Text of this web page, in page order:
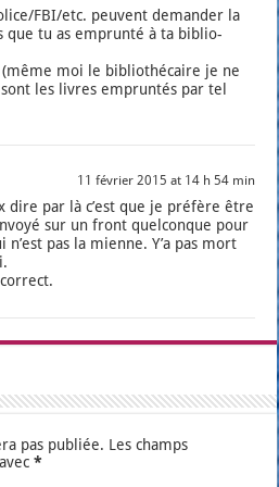
FBI/etc. peuvent deman­der la
que tu as emprun­té à ta biblio­
(même moi le biblio­thé­caire je ne
sont les livres emprun­tés par tel
11 février 2015 at 14 h 54 min
dire par là c’est que je pré­fère être
sur un front quel­conque pour
n’est pas la mienne. Y’a pas mort
cor­rect.
pas publiée. Les champs
*